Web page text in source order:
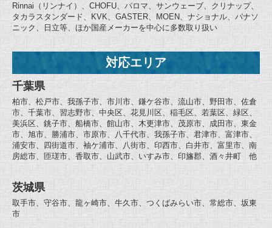
Rinnai（リンナイ）、CHOFU、パロマ、サンウェーブ、クリナップ、
タカラスタンダード、KVK、GASTER、MOEN、ナショナル、パナソ
ニック、日立等、ほか国産メーカーを中心に多数取り扱い
対応エリア
千葉県
柏市、松戸市、我孫子市、市川市、鎌ケ谷市、流山市、野田市、佐倉
市、千葉市、習志野市、中央区、花見川区、稲毛区、若葉区、緑区、
美浜区、銚子市、船橋市、館山市、木更津市、茂原市、成田市、東金
市、旭市、勝浦市、市原市、八千代市、我孫子市、君津市、富津市、
浦安市、四街道市、袖ケ浦市、八街市、印西市、白井市、富里市、南
房総市、匝瑳市、香取市、山武市、いすみ市、印旛郡、酒々井町 他
茨城県
取手市、守谷市、龍ヶ崎市、牛久市、つくばみらい市、常総市、坂東
市